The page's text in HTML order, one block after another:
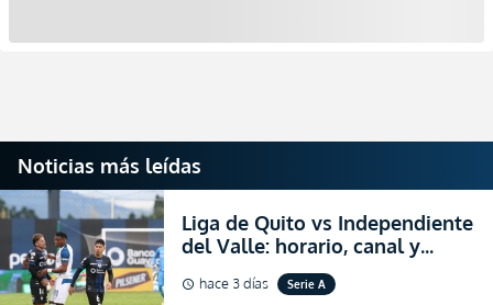
Noticias más leídas
Liga de Quito vs Independiente
del Valle: horario, canal y
dónde ver EN VIVO el
partidazo por la fecha 24 de la
schedule hace 3 días Serie A